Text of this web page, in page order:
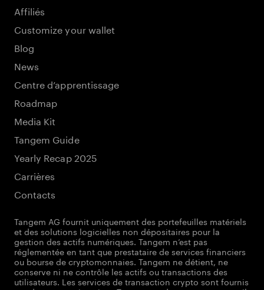
Affiliés
Customize your wallet
Blog
News
Centre d’apprentissage
Roadmap
Media Kit
Tangem Guide
Yearly Recap 2025
Carrières
Contacts
Tangem AG fournit uniquement des portefeuilles matériels
et des solutions logicielles non dépositaires pour la
gestion des actifs numériques. Tangem n’est pas
réglementée en tant que prestataire de services financiers
ou bourse de cryptomonnaies. Tangem ne détient, ne
conserve ni ne contrôle les actifs ou transactions des
utilisateurs. Les services de transaction crypto sont fournis